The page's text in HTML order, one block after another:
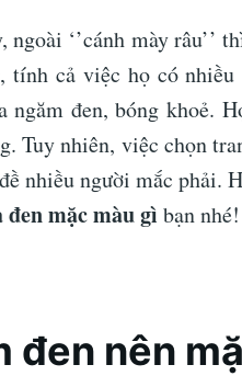
‘’cánh mày râu’’
tính cả việc họ có
ngăm đen, bóng khoẻ.
Tuy nhiên, việc chọn
nhiều người mắc phải.
đen mặc màu gì bạn nhé!
đen nên